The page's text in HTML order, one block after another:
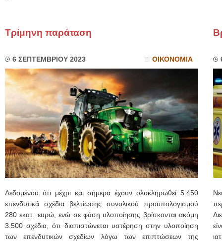
Τρίμηνη παράταση
6 ΣΕΠΤΕΜΒΡΙΟΥ 2023 ΟΙΚΟΝΟΜΙΑ
Δεδομένου ότι μέχρι και σήμερα έχουν ολοκληρωθεί 5.450
επενδυτικά σχέδια βελτίωσης συνολικού προϋπολογισμού
280 εκατ. ευρώ, ενώ σε φάση υλοποίησης βρίσκονται ακόμη
3.500 σχέδια, ότι διαπιστώνεται υστέρηση στην υλοποίηση
των επενδυτικών σχεδίων λόγω των επιπτώσεων της